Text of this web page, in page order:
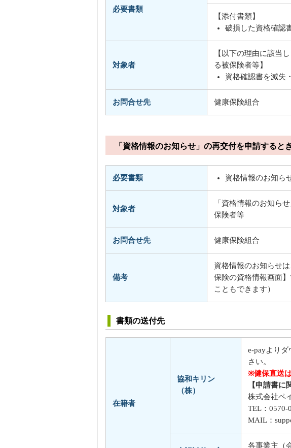
必要書類
【添付書類】
破損した資格確認
対象者
【以下の理由に該当
る被保険者等】
資格確認書を滅失
お問合せ先 健康保険組合
「資格情報のお知らせ」の再交付を申請すると
必要書類 資格情報のお知
対象者
「資格情報のお知ら
保険者等
お問合せ先 健康保険組合
備考
資格情報のお知らせ
保険の資格情報画面
こともできます）
書類の送付先
在籍者
協和キリン
（株）
e-payより
さい。
※健保直送
【申請書に
株式会社ペ
TEL：0570-
MAIL：
各事業主（